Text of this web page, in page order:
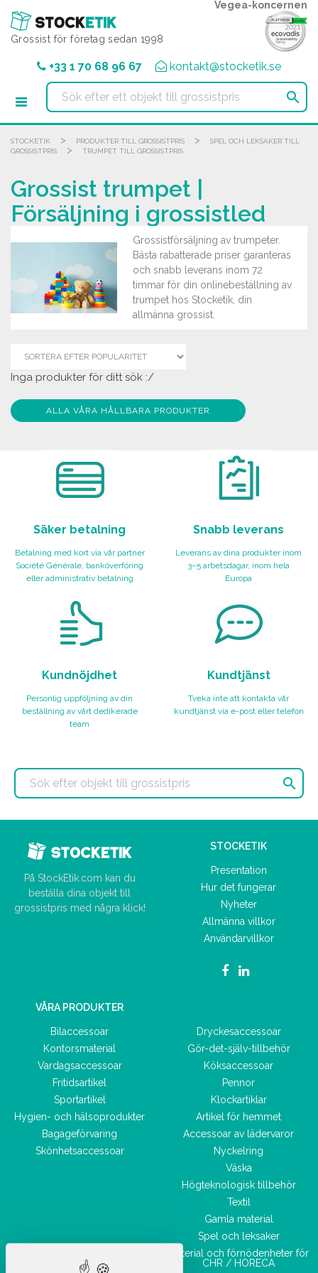
Grossist för företag sedan 1998
Vegea-koncernen
+33 1 70 68 96 67 kontakt@stocketik.se

STOCKETIK > PRODUKTER TILL GROSSISTPRIS >
SPEL OCH LEKSAKER TILL
GROSSISTPRIS
> TRUMPET TILL GROSSISTPRIS
Grossist trumpet |
Försäljning i grossistled
Grossistförsäljning av trumpeter.
Bästa rabatterade priser garanteras
och snabb leverans inom 72
timmar för din onlinebeställning av
trumpet hos Stocketik, din
allmänna grossist.
Inga produkter för ditt sök :/
ALLA VÅRA HÅLLBARA PRODUKTER
Säker betalning
Betalning med kort via vår partner
Société Générale, banköverföring
eller administrativ betalning
Snabb leverans
Leverans av dina produkter inom
3–5 arbetsdagar, inom hela
Europa
Kundnöjdhet
Personlig uppföljning av din
beställning av vårt dedikerade
team
Kundtjänst
Tveka inte att kontakta vår
kundtjänst via e-post eller telefon

På StockEtik.com kan du
beställa dina objekt till
grossistpris med några klick!
STOCKETIK
Presentation
Hur det fungerar
Nyheter
Allmänna villkor
Användarvillkor
VÅRA PRODUKTER
Bilaccessoar
Kontorsmaterial
Vardagsaccessoar
Fritidsartikel
Sportartikel
Hygien- och hälsoprodukter
Bagageförvaring
Skönhetsaccessoar
Dryckesaccessoar
Gör-det-själv-tillbehör
Köksaccessoar
Pennor
Klockartiklar
Artikel för hemmet
Accessoar av lädervaror
Nyckelring
Väska
Högteknologisk tillbehör
Textil
Gamla material
Spel och leksaker
Material och förnödenheter för
CHR / HORECA